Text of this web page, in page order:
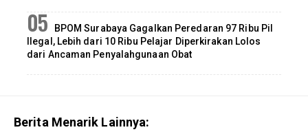
BPOM Surabaya Gagalkan Peredaran 97 Ribu Pil
Ilegal, Lebih dari 10 Ribu Pelajar Diperkirakan Lolos
dari Ancaman Penyalahgunaan Obat
Berita Menarik Lainnya: